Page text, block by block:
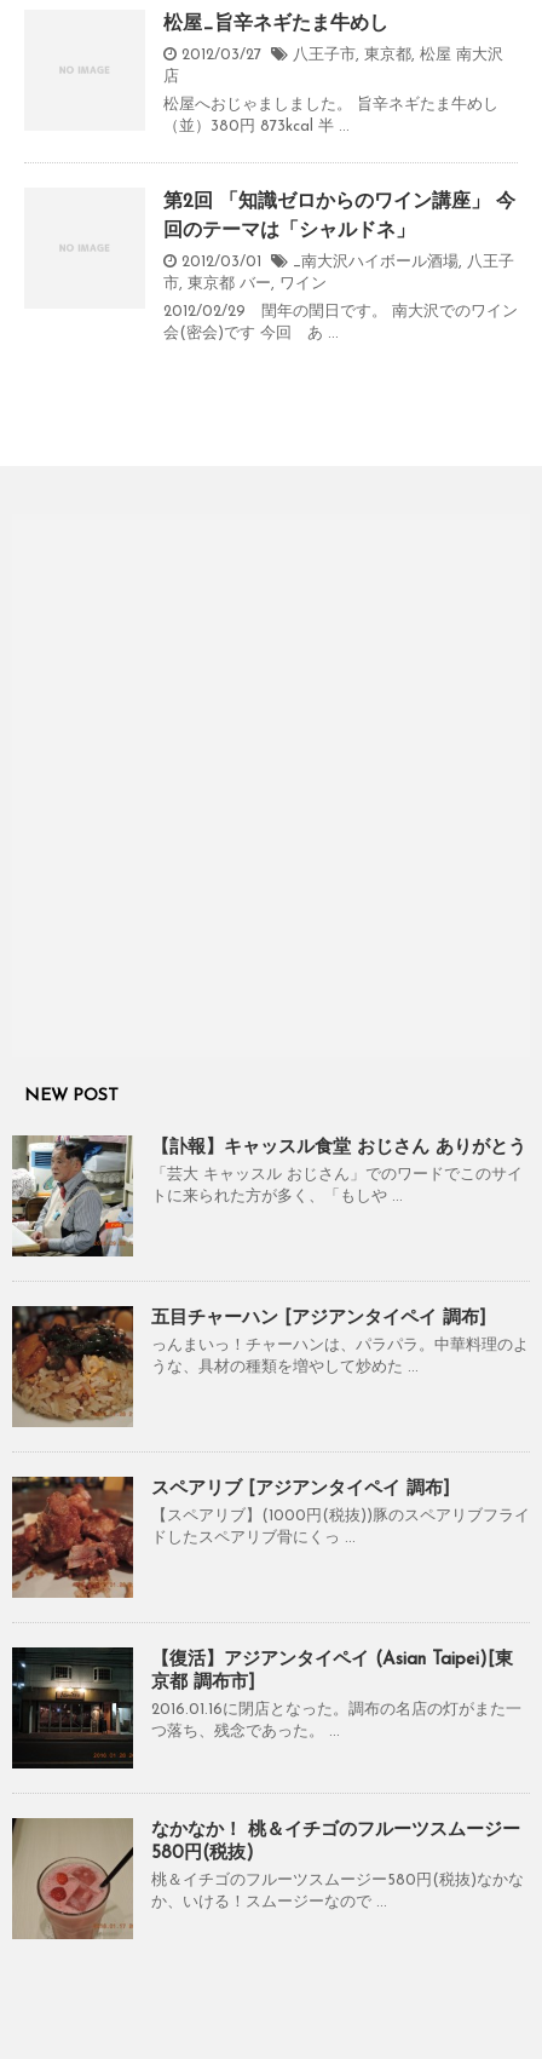
松屋_旨辛ネギたま牛めし
2012/03/27 八王子市, 東京都, 松屋 南大沢
店
松屋へおじゃましました。 旨辛ネギたま牛めし
（並）380円 873kcal 半 ...
第2回 「知識ゼロからのワイン講座」 今
回のテーマは「シャルドネ」
2012/03/01 _南大沢ハイボール酒場, 八王子
市, 東京都 バー, ワイン
2012/02/29 閏年の閏日です。 南大沢でのワイン
会(密会)です 今回 あ ...
NEW POST
【訃報】キャッスル食堂 おじさん ありがとう
「芸大 キャッスル おじさん」でのワードでこのサイ
トに来られた方が多く、「もしや ...
五目チャーハン [アジアンタイペイ 調布]
っんまいっ！チャーハンは、パラパラ。中華料理のよ
うな、具材の種類を増やして炒めた ...
スペアリブ [アジアンタイペイ 調布]
【スペアリブ】(1000円(税抜))豚のスペアリブフライ
ドしたスペアリブ骨にくっ ...
【復活】アジアンタイペイ (Asian Taipei)[東
京都 調布市]
2016.01.16に閉店となった。調布の名店の灯がまた一
つ落ち、残念であった。 ...
なかなか！ 桃＆イチゴのフルーツスムージー
580円(税抜)
桃＆イチゴのフルーツスムージー580円(税抜)なかな
か、いける！スムージーなので ...